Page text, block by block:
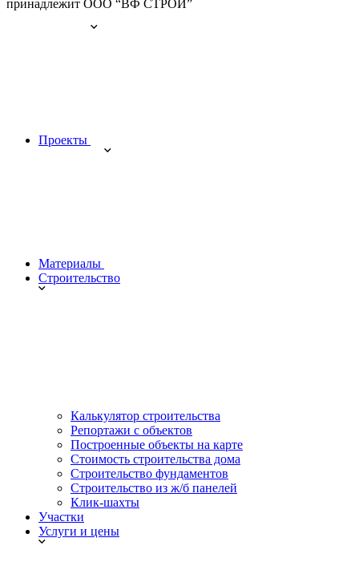
принадлежит ООО “ВФ СТРОЙ”
Проекты
Материалы
Строительство
Калькулятор строительства
Репортажи с объектов
Построенные объекты на карте
Стоимость строительства дома
Строительство фундаментов
Строительство из ж/б панелей
Клик-шахты
Участки
Услуги и цены